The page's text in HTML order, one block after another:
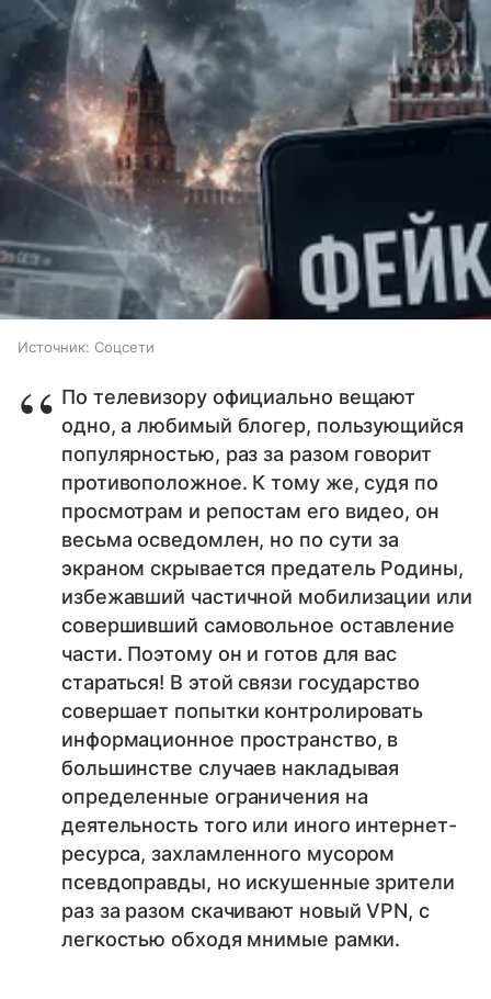
Источник: Соцсети
По телевизору официально вещают
одно, а любимый блогер, пользующийся
популярностью, раз за разом говорит
противоположное. К тому же, судя по
просмотрам и репостам его видео, он
весьма осведомлен, но по сути за
экраном скрывается предатель Родины,
избежавший частичной мобилизации или
совершивший самовольное оставление
части. Поэтому он и готов для вас
стараться! В этой связи государство
совершает попытки контролировать
информационное пространство, в
большинстве случаев накладывая
определенные ограничения на
деятельность того или иного интернет-
ресурса, захламленного мусором
псевдоправды, но искушенные зрители
раз за разом скачивают новый VPN, с
легкостью обходя мнимые рамки.